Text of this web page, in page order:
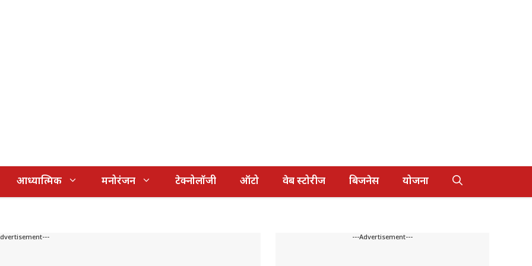
आध्यात्मिक मनोरंजन टेक्नोलॉजी ऑटो वेब स्टोरीज बिजनेस योजना
---Advertisement---